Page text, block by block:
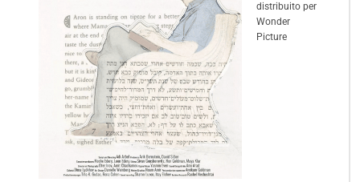
distribuito per
Wonder
Picture